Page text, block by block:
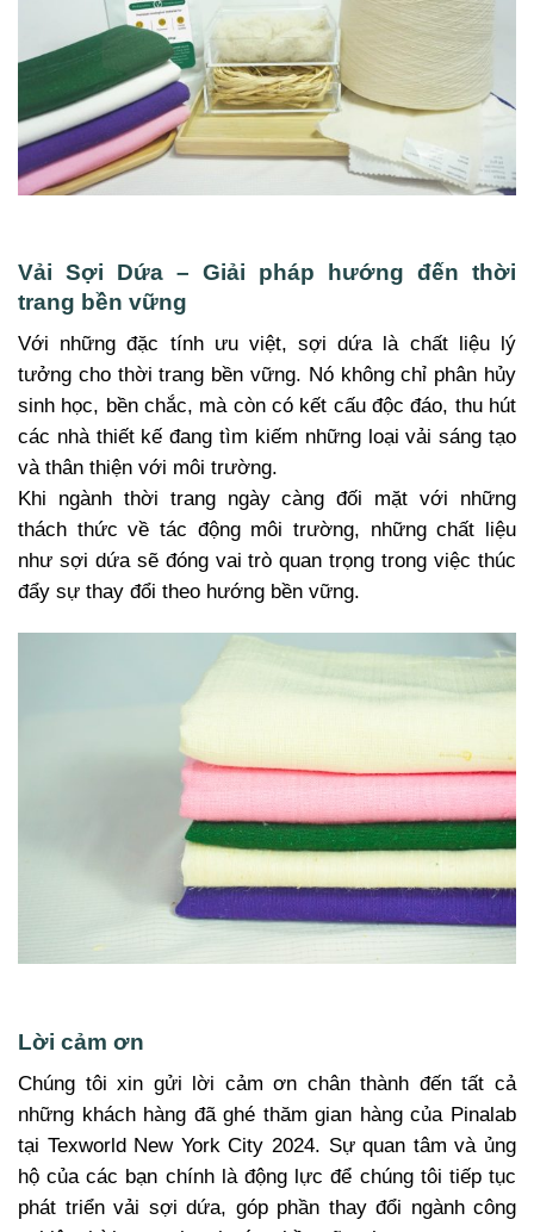
Vải Sợi Dứa – Giải pháp hướng đến thời
trang bền vững
Với những đặc tính ưu việt, sợi dứa là chất liệu lý
tưởng cho thời trang bền vững. Nó không chỉ phân hủy
sinh học, bền chắc, mà còn có kết cấu độc đáo, thu hút
các nhà thiết kế đang tìm kiếm những loại vải sáng tạo
và thân thiện với môi trường.
Khi ngành thời trang ngày càng đối mặt với những
thách thức về tác động môi trường, những chất liệu
như sợi dứa sẽ đóng vai trò quan trọng trong việc thúc
đẩy sự thay đổi theo hướng bền vững.
Lời cảm ơn
Chúng tôi xin gửi lời cảm ơn chân thành đến tất cả
những khách hàng đã ghé thăm gian hàng của Pinalab
tại Texworld New York City 2024. Sự quan tâm và ủng
hộ của các bạn chính là động lực để chúng tôi tiếp tục
phát triển vải sợi dứa, góp phần thay đổi ngành công